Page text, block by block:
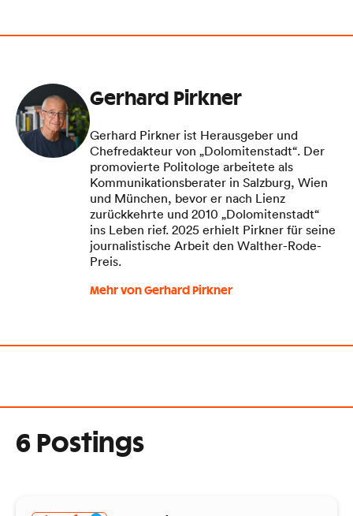
Gerhard Pirkner
Gerhard Pirkner ist Herausgeber und
Chefredakteur von „Dolomitenstadt“. Der
promovierte Politologe arbeitete als
Kommunikationsberater in Salzburg, Wien
und München, bevor er nach Lienz
zurückkehrte und 2010 „Dolomitenstadt“
ins Leben rief. 2025 erhielt Pirkner für seine
journalistische Arbeit den Walther-Rode-
Preis.
Mehr von Gerhard Pirkner
6 Postings